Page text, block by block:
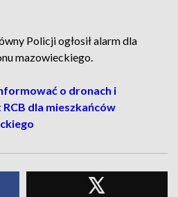
Policji ogłosił alarm dla
mazowieckiego.
o dronach i
dla mieszkańców